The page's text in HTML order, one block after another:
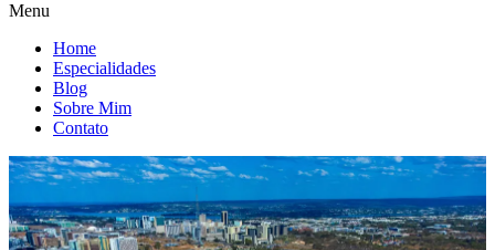
Menu
Home
Especialidades
Blog
Sobre Mim
Contato